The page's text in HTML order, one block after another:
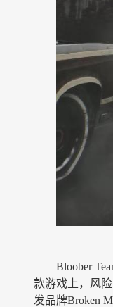
Bloober
款游戏上，风
发品牌Broken